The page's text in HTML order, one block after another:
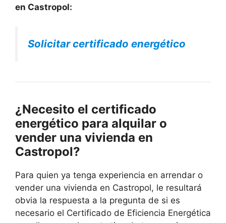
en Castropol:
Solicitar certificado energético
¿Necesito el certificado
energético para alquilar o
vender una vivienda en
Castropol?
Para quien ya tenga experiencia en arrendar o
vender una vivienda en Castropol, le resultará
obvia la respuesta a la pregunta de si es
necesario el Certificado de Eficiencia Energética